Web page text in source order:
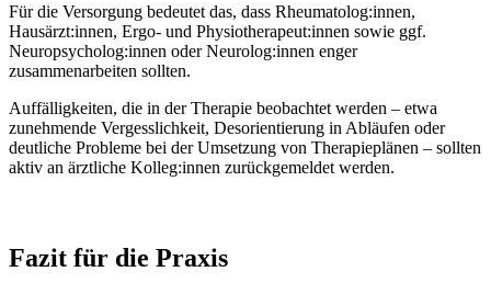
Für die Versorgung bedeutet das, dass Rheumatolog:innen,
Hausärzt:innen, Ergo- und Physiotherapeut:innen sowie ggf.
Neuropsycholog:innen oder Neurolog:innen enger
zusammenarbeiten sollten.
Auffälligkeiten, die in der Therapie beobachtet werden – etwa
zunehmende Vergesslichkeit, Desorientierung in Abläufen oder
deutliche Probleme bei der Umsetzung von Therapieplänen – sollten
aktiv an ärztliche Kolleg:innen zurückgemeldet werden.
Fazit für die Praxis